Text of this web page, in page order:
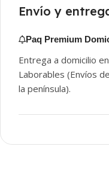
Envío y
Paq Premium
Entrega a domicilio
Laborables (Envíos
la península).